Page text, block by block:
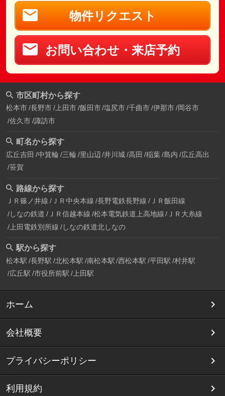
物件リクエスト
お問い合わせ・来店予約
市区町村から探す
松本市 長野市 上田市 飯田市 塩尻市 千曲市 伊那市 岡谷市
佐久市 諏訪市
町名から探す
広丘吉田 中箕輪 三輪 里山辺 井川城 高田 稲葉 島内 広丘高出
笹賀
路線から探す
ＪＲ篠ノ井線 ＪＲ中央本線 長野電鉄長野線 ＪＲ飯田線
しなの鉄道 ＪＲ信越本線 松本電気鉄道上高地線
ＪＲ大糸線
上田電鉄別所線 しなの鉄道北しなの
駅から探す
松本駅 長野駅 北松本駅 南松本駅 西松本駅 平田駅 村井駅
広丘駅 市役所前駅 上田駅
ホーム
会社概要
プライバシーポリシー
利用規約